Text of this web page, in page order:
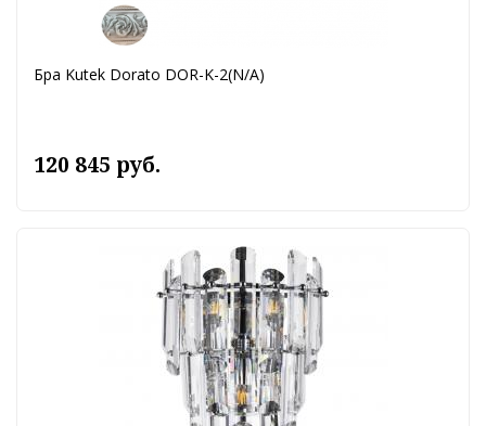
Бра Kutek Dorato DOR-K-2(N/A)
120 845 руб.